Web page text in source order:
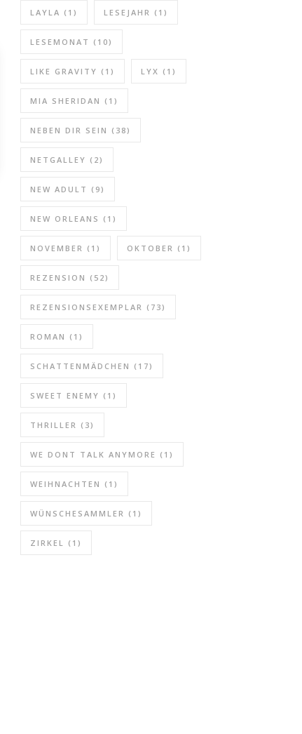
LAYLA (1) LESEJAHR (1)
LESEMONAT (10)
LIKE GRAVITY (1) LYX (1)
MIA SHERIDAN (1)
NEBEN DIR SEIN (38)
NETGALLEY (2)
NEW ADULT (9)
NEW ORLEANS (1)
NOVEMBER (1) OKTOBER (1)
REZENSION (52)
REZENSIONSEXEMPLAR (73)
ROMAN (1)
SCHATTENMÄDCHEN (17)
SWEET ENEMY (1)
THRILLER (3)
WE DONT TALK ANYMORE (1)
WEIHNACHTEN (1)
WÜNSCHESAMMLER (1)
ZIRKEL (1)